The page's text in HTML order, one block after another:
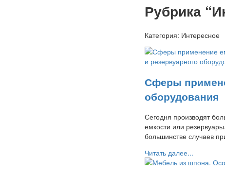
Рубрика
Категория: Интересное
Сферы
оборудования
Сегодня производят
емкости или
большинстве случаев
Читать далее...